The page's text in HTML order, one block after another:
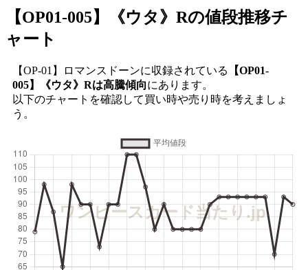
【OP01-005】《ウタ》Rの値段推移チ
ャート
【OP-01】ロマンスドーンに収録されている
【OP01-
005】《ウタ》Rは高騰傾向にあります。
以下のチャートを確認して買い時や売り時を考えましょ
う。